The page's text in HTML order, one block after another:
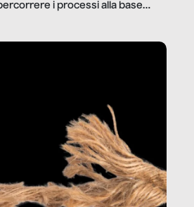
i processi alla base
che fanno la nostra vita